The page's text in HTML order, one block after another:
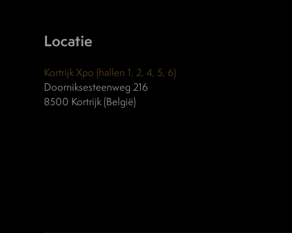
Locatie
Kortrijk Xpo (hallen 1, 2, 4, 5, 6)
Doorniksesteenweg 216
8500 Kortrijk (België)